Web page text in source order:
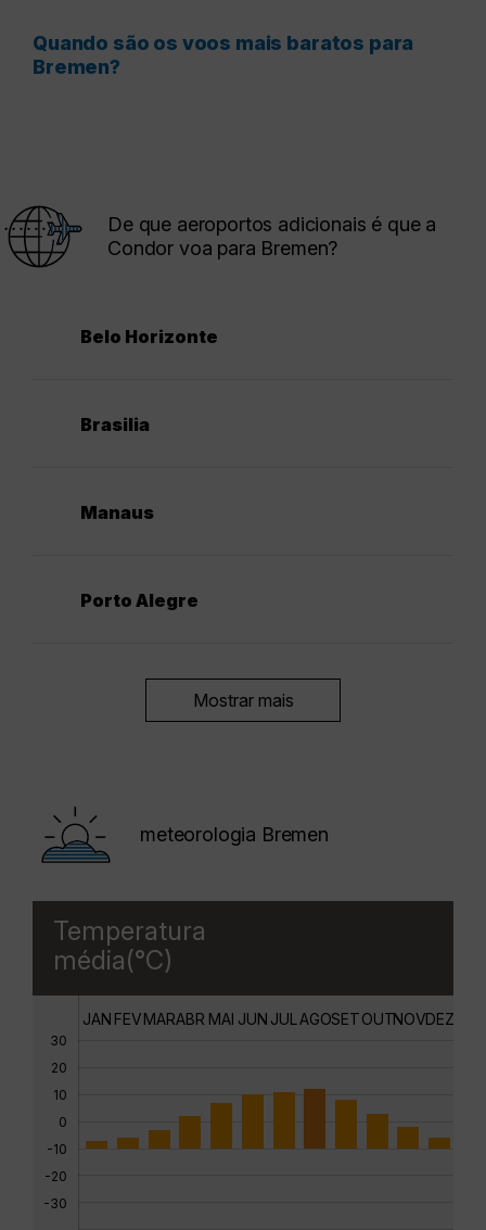
Quando são os voos mais baratos para
Bremen?
De que aeroportos adicionais é que a
Condor voa para Bremen?
Belo Horizonte
Brasilia
Manaus
Porto Alegre
Mostrar mais
meteorologia Bremen
Temperatura
média(°C)
30
20
10
0
-10
-20
-30
JAN FEVMARABR MAI JUN JUL AGOSETOUTNOVDEZ